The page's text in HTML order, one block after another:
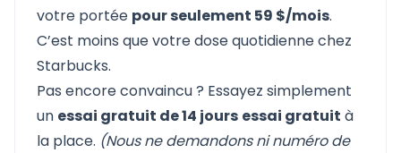
votre portée pour seulement 59 $/mois.
C’est moins que votre dose quotidienne chez
Starbucks.
Pas encore convaincu ? Essayez simplement
un essai gratuit de 14 jours essai gratuit à
la place. (Nous ne demandons ni numéro de